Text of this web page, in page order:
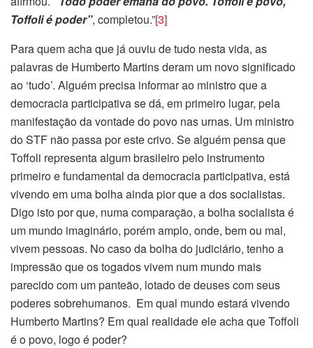
Toffoli é poder”, completou.”[3]
Para quem acha que já ouviu de tudo nesta vida, as
palavras de Humberto Martins deram um novo significado
ao ‘tudo’. Alguém precisa informar ao ministro que a
democracia participativa se dá, em primeiro lugar, pela
manifestação da vontade do povo nas urnas. Um ministro
do STF não passa por este crivo. Se alguém pensa que
Toffoli representa algum brasileiro pelo instrumento
primeiro e fundamental da democracia participativa, está
vivendo em uma bolha ainda pior que a dos socialistas.
Digo isto por que, numa comparação, a bolha socialista é
um mundo imaginário, porém amplo, onde, bem ou mal,
vivem pessoas. No caso da bolha do judiciário, tenho a
impressão que os togados vivem num mundo mais
parecido com um panteão, lotado de deuses com seus
poderes sobrehumanos. Em qual mundo estará vivendo
Humberto Martins? Em qual realidade ele acha que Toffoli
é o povo, logo é poder?